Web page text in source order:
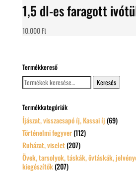
1,5 dl-es faragott
10.000Ft
Termékkereső
Keresés
a
Keresés
Termékkategóriák
Íjászat, visszacsapó íj, Kassai íj (69)
Történelmi fegyver (112)
Ruházat, viselet (207)
Övek, tarsolyok, táskák, övtáskák,
kiegészítők (207)